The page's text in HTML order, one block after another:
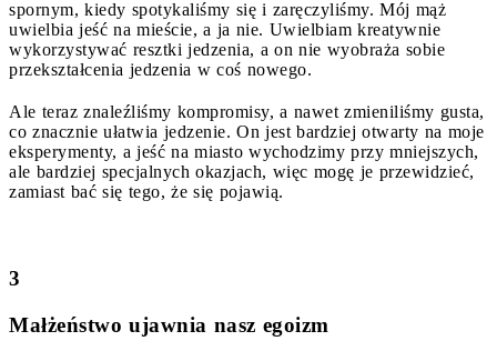
spornym, kiedy spotykaliśmy się i zaręczyliśmy. Mój mąż
uwielbia jeść na mieście, a ja nie. Uwielbiam kreatywnie
wykorzystywać resztki jedzenia, a on nie wyobraża sobie
przekształcenia jedzenia w coś nowego.
Ale teraz znaleźliśmy kompromisy, a nawet zmieniliśmy gusta,
co znacznie ułatwia jedzenie. On jest bardziej otwarty na moje
eksperymenty, a jeść na miasto wychodzimy przy mniejszych,
ale bardziej specjalnych okazjach, więc mogę je przewidzieć,
zamiast bać się tego, że się pojawią.
3
Małżeństwo ujawnia nasz egoizm